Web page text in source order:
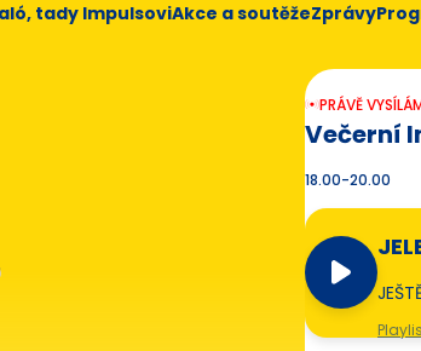
tady ImpulsoviAkce a soutěžeZprávy
PRÁVĚ
Večerní
18.00-20.00